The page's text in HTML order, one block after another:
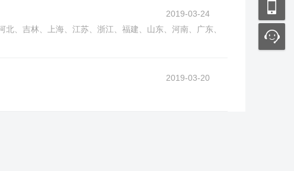
2019-03-24
、吉林、上海、江苏、浙江、福建、山东、河南、广东、
2019-03-20